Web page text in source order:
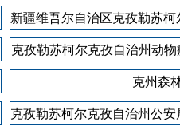
克孜勒苏柯尔克孜自治州动
克州森